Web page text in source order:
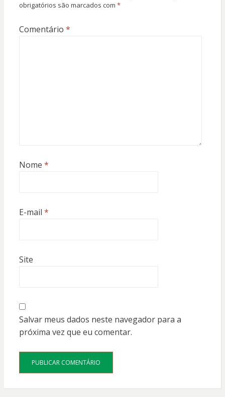
obrigatórios são marcados com *
Comentário *
Nome *
E-mail *
Site
Salvar meus dados neste navegador para a
próxima vez que eu comentar.